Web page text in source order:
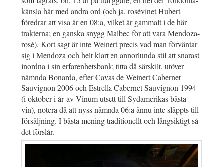
känsla här med andra ord (och ja, rosévinet Hubert
föredrar att visa är en 08:a, vilket är gammalt i de här
trakterna; en ganska snygg Malbec för att vara Mendoza-
rosé). Kort sagt är inte Weinert precis vad man förväntar
sig i Mendoza och helt klart en annorlunda stil att snarast
inordna i sin erfarenhetsbank; titta då särskilt, utöver
nämnda Bonarda, efter Cavas de Weinert Cabernet
Sauvignon 2006 och Estrella Cabernet Sauvignon 1994
(i oktober i år av Vinum utsett till Sydamerikas bästa
vin), notera då att nyss nämnda 06:a ännu inte släppts till
försäljning. I bästa mening traditionellt och långsiktigt så
det förslår.